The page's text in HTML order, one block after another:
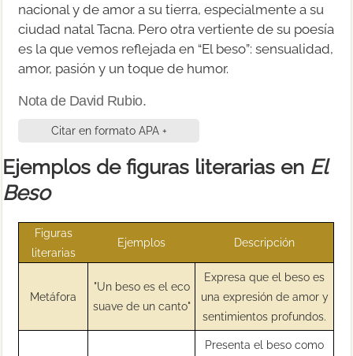
nacional y de amor a su tierra, especialmente a su
ciudad natal Tacna. Pero otra vertiente de su poesía
es la que vemos reflejada en “El beso”: sensualidad,
amor, pasión y un toque de humor.
Nota de David Rubio.
Citar en formato APA +
Ejemplos de figuras literarias en El
Beso
Figuras
literarias
Ejemplos Descripción
Metáfora
"Un beso es el eco
suave de un canto"
Expresa que el beso es
una expresión de amor y
sentimientos profundos.
Presenta el beso como